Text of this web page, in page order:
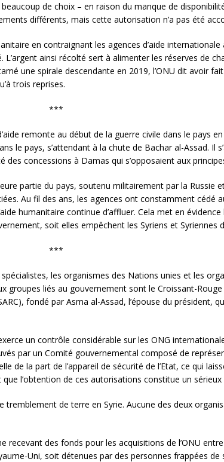
beaucoup de choix – en raison du manque de
différents, mais cette autorisation n’a pas été
en contraignant les agences d’aide
ainsi récolté sert à alimenter les réserves de
une spirale descendante en 2019, l’ONU dit avoir
trois reprises.
***
remonte au début de la guerre civile dans le pays
le pays, s’attendant à la chute de Bachar al-Assad. Il
concessions à Damas qui s’opposaient aux
partie du pays, soutenu militairement par la Russie
Au fil des ans, les agences ont constamment cédé
humanitaire continue d’affluer. Cela met en
soit elles empêchent les Syriens et Syriennes
***
les organismes des Nations unies et les
groupes liés au gouvernement sont le Croissant-
fondé par Asma al-Assad, l’épouse du président,
un contrôle considérable sur les ONG
par un Comité gouvernemental composé de
de la part de l’appareil de sécurité de l’Etat, ce qui
l’obtention de ces autorisations constitue un
de terre en Syrie. Aucune des deux
des fonds pour les acquisitions de l’ONU
Uni, soit détenues par des personnes frappées